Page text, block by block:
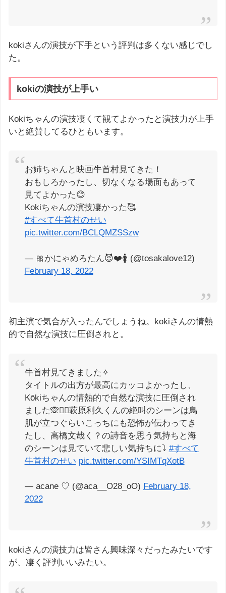
kokiさんの演技が下手という評判は多くない感じでし
た。
kokiの演技が上手い
Kokiちゃんの演技凄くて観てよかったと演技力が上手
いと絶賛してるひともいます。
お姉ちゃんと映画牛首村見てきた！
おもしろかったし、切なくなる場面もあって
見てよかった😊
Kokiちゃんの演技凄かった🥰
#すべて牛首村のせい
pic.twitter.com/BCLQMZSSzw
— 🎀かにゃめろたん😈❤️🚺 (@tosakalove12)
February 18, 2022
初主演で気合が入ったんでしょうね。kokiさんの情熱
的で自然な演技に圧倒されと。
牛首村見てきました✧
タイトルの出方が最高にカッコよかったし、
Kōkiちゃんの情熱的で自然な演技に圧倒され
ました🙊❤️‍🔥萩原利久くんの絶叫のシーンは鳥
肌が立つぐらいこっちにも恐怖が伝わってき
たし、高橋文哉く？の詩音を思う気持ちと海
のシーンは見ていて悲しい気持ちに⤵︎ #すべて
牛首村のせい pic.twitter.com/YSIMTqXotB
— acane ♡ (@aca__O28_oO) February 18,
2022
kokiさんの演技力は皆さん興味深々だったみたいです
が、凄く評判いいみたい。